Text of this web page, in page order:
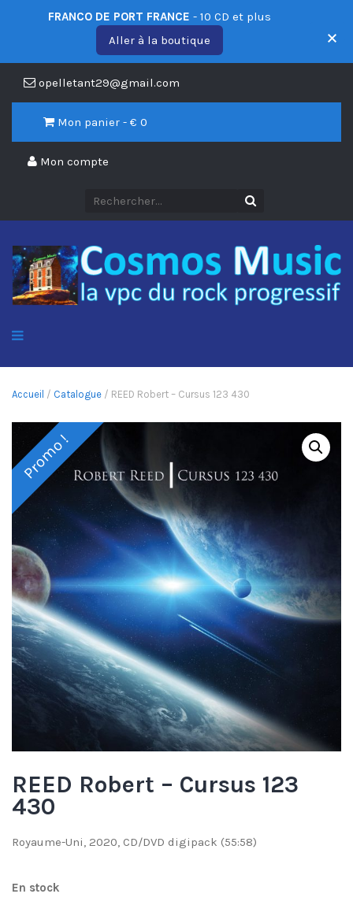
opelletant29@gmail.com
Mon panier - € 0
Mon compte
Accueil / Catalogue / REED Robert – Cursus 123 430
Promo !
REED Robert – Cursus 123
430
Royaume-Uni, 2020, CD/DVD digipack (55:58)
En stock
FRANCO DE PORT FRANCE - 10 CD et plus
Aller à la boutique